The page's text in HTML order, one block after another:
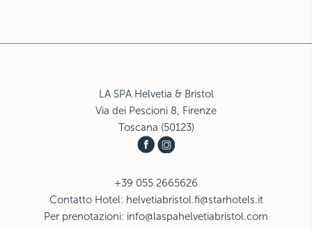
LA SPA Helvetia & Bristol
Via dei Pescioni 8, Firenze
Toscana (50123)
+39 055 2665626
Contatto Hotel: helvetiabristol.fi@starhotels.it
Per prenotazioni: info@laspahelvetiabristol.com